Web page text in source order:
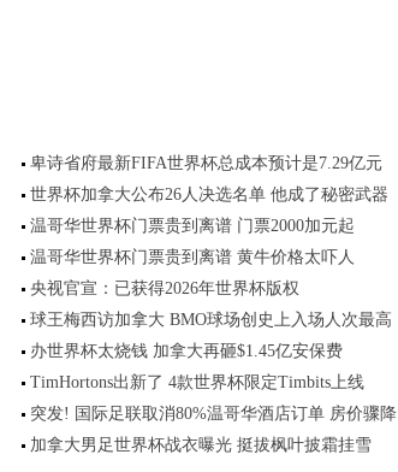
卑诗省府最新FIFA世界杯总成本预计是7.29亿元
世界杯加拿大公布26人决选名单 他成了秘密武器
温哥华世界杯门票贵到离谱 门票2000加元起
温哥华世界杯门票贵到离谱 黄牛价格太吓人
央视官宣：已获得2026年世界杯版权
球王梅西访加拿大 BMO球场创史上入场人次最高
办世界杯太烧钱 加拿大再砸$1.45亿安保费
TimHortons出新了 4款世界杯限定Timbits上线
突发! 国际足联取消80%温哥华酒店订单 房价骤降
加拿大男足世界杯战衣曝光 挺拔枫叶披霜挂雪